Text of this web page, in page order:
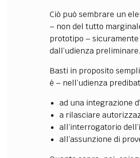
Ciò può sembrare un
– non del tutto
prototipo –
dall’udienza preliminare.
Basti in proposito
è – nell’udienza
ad una integrazione
a rilasciare
all’interrogatorio
all’assunzione di